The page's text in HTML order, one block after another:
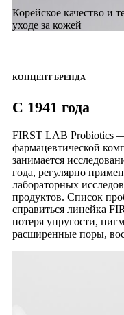
Корейское качество и
уходе за кожей
КОНЦЕПТ БРЕНДА
С 1941 года
FIRST LAB Probiotics
фармацевтической
занимается
года, регулярно
лабораторных
продуктов. Список
справиться линейка
потеря упругости,
расширенные поры,